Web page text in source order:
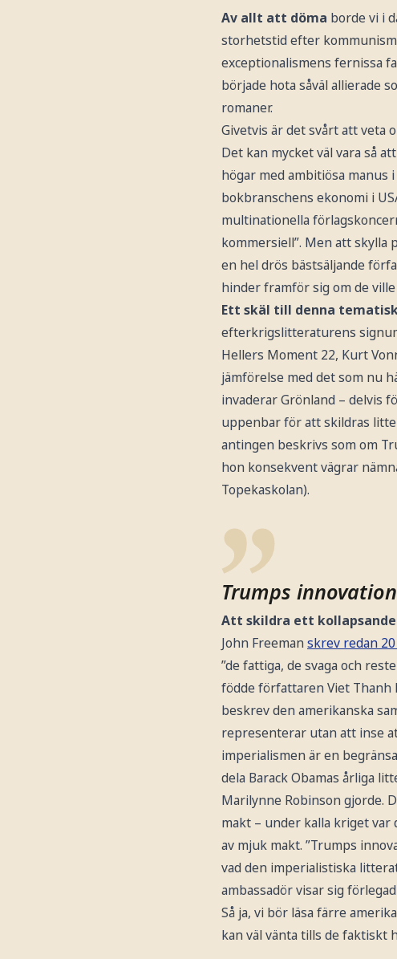
Av allt att döma borde vi i
storhetstid efter
exceptionalismens fernissa
började hota såväl allierade
romaner.
Givetvis är det svårt att veta
Det kan mycket väl vara så
högar med ambitiösa manus
bokbranschens ekonomi i
multinationella
kommersiell”. Men att skylla
en hel drös bästsäljande
hinder framför sig om de
Ett skäl till denna
efterkrigslitteraturens
Hellers Moment 22, Kurt
jämförelse med det som nu
invaderar Grönland – delvis
uppenbar för att skildras
antingen beskrivs som om
hon konsekvent vägrar
Topekaskolan).
Trumps
Att skildra ett
John Freeman skrev redan
”de fattiga, de svaga och
födde författaren Viet
beskrev den amerikanska
representerar utan att inse
imperialismen är en
dela Barack Obamas årliga
Marilynne Robinson gjorde.
makt – under kalla kriget var
av mjuk makt. ”Trumps
vad den imperialistiska
ambassadör visar sig
Så ja, vi bör läsa färre
kan väl vänta tills de faktiskt